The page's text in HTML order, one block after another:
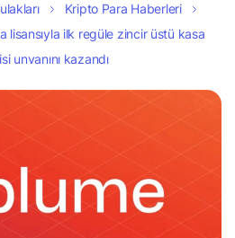
Kripto Para Haberleri
lisansıyla ilk regüle zincir üstü kasa
unvanını kazandı